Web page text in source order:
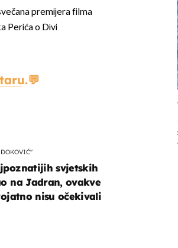
premijera filma
Perića o Divi
ĐOKOVIĆ"
svjetskih
na Jadran, ovakve
nisu očekivali